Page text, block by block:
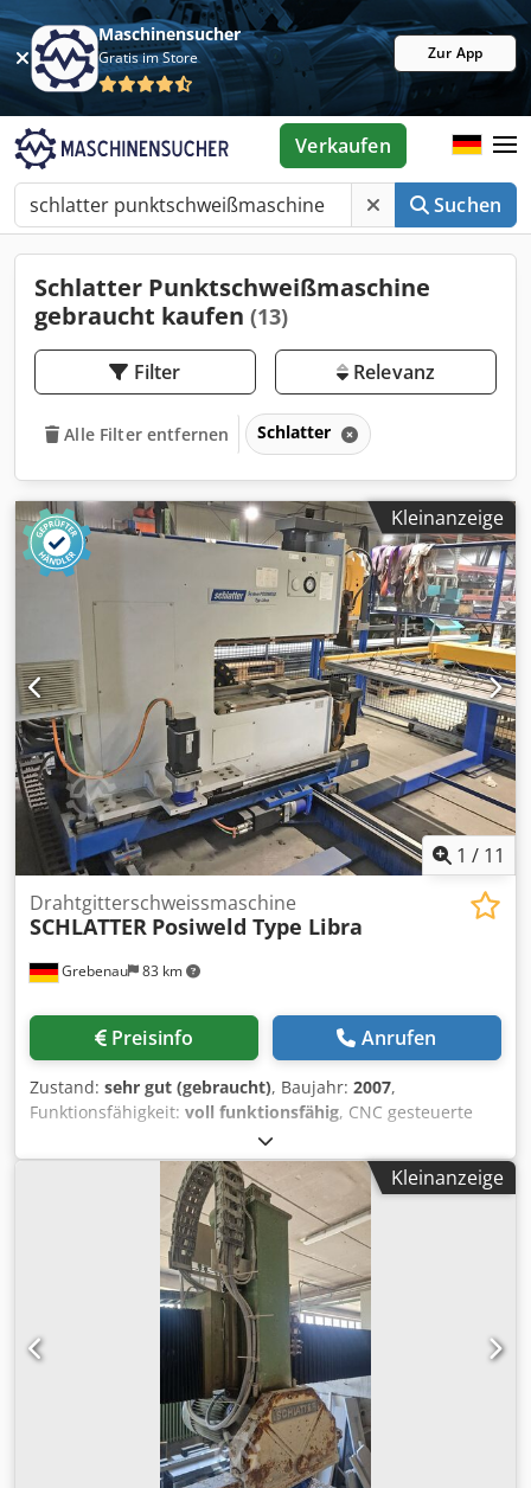
Maschinensucher
Gratis im Store Zur App
Suchen
Verkaufen
Schlatter Punktschweißmaschine
gebraucht kaufen (13)
Filter Relevanz
Alle Filter entfernen Schlatter
Kleinanzeige
1 / 11
Grebenau 83 km
Drahtgitterschweissmaschine
SCHLATTER Posiweld Type Libra
Preisinfo Anrufen
Zustand: sehr gut (gebraucht), Baujahr: 2007,
Funktionsfähigkeit: voll funktionsfähig, CNC gesteuerte
Koordinaten-Schweißanlage Arbeitsbereich: X-Achse: 2.000
mm Y-Achse: 1.200 mm Z-Achse: 190 mm Dcjdjy Er Uqepfx
Adqek Schweißleistung: 20 kA Schweißkraft: 2 x 5 kNKleinanzeige